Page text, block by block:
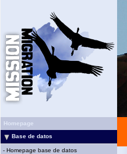
Homepage
Base de datos
- Homepage base de datos